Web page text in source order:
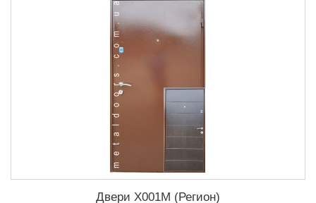
Двери Х001М (Регион)